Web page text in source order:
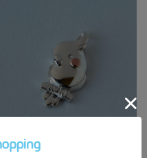
【HEE-HAW】シルバーペンダン